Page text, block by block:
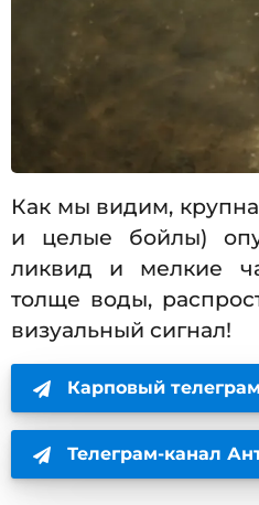
Как мы видим,
и целые бойлы)
ликвид и мелкие
толще воды,
визуальный сигнал!
Карповый
Телеграм-канал